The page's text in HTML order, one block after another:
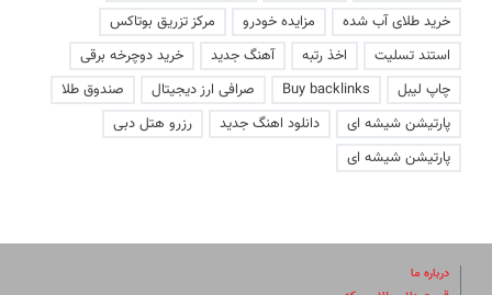
خرید طلای آب شده
مزایده خودرو
مرکز تزریق بوتاکس
استند تسلیت
اخذ رتبه آهنگ جدید
خرید دوچرخه برقی
چاپ لیبل
Buy backlinks صرافی ارز دیجیتال
صندوق طلا
پارتیشن شیشه ای
دانلود اهنگ جدید
رزرو هتل دبی
پارتیشن شیشه ای
درباره ما